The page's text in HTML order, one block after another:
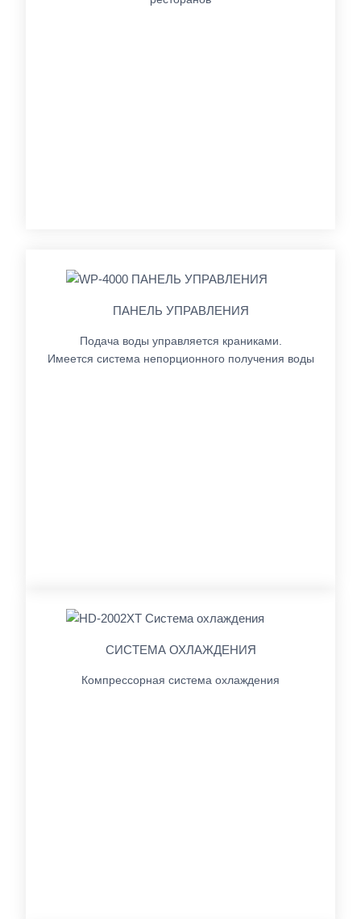
ПАНЕЛЬ УПРАВЛЕНИЯ
Подача воды управляется краниками.
Имеется система непорционного получения воды
СИСТЕМА ОХЛАЖДЕНИЯ
Компрессорная система охлаждения